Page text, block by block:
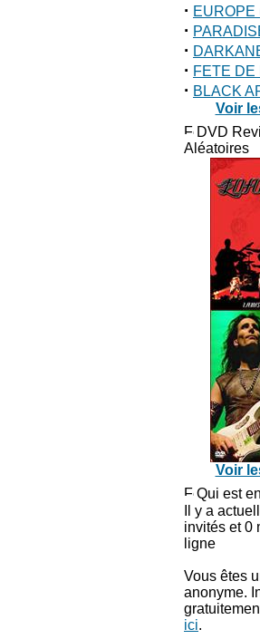
·
·
·
· FETE
· BLACK
Voir
DVD
Aléatoires
Voir
Qui est
Il y a
invités et 0
ligne
Vous êtes
anonyme.
ici.